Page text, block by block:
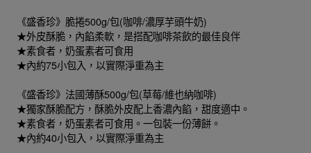
《盛香珍》脆捲500g/包(咖啡/濃厚芋頭牛奶)
★外皮酥脆，內餡柔軟，是搭配咖啡茶飲的最佳良伴
★素食者，奶蛋素者可食用
★內約75小包入，以實際淨重為主
《盛香珍》法國薄酥500g/包(草莓/維也納咖啡)
★獨家酥脆配方，酥脆外皮配上香濃內餡，甜度適中。
★素食者，奶蛋素者可食用。一包裝一份薄餅。
★內約40小包入，以實際淨重為主